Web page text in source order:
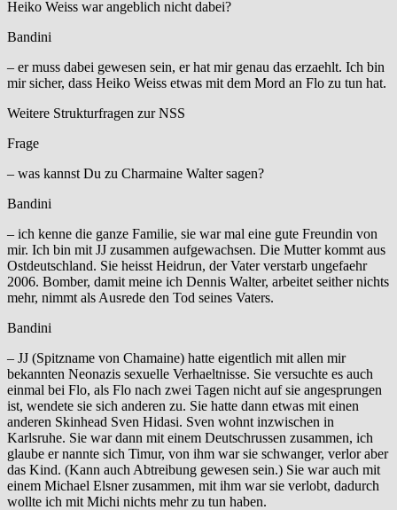
Heiko Weiss war angeblich nicht dabei?
Bandini
– er muss dabei gewesen sein, er hat mir genau das erzaehlt. Ich bin
mir sicher, dass Heiko Weiss etwas mit dem Mord an Flo zu tun hat.
Weitere Strukturfragen zur NSS
Frage
– was kannst Du zu Charmaine Walter sagen?
Bandini
– ich kenne die ganze Familie, sie war mal eine gute Freundin von
mir. Ich bin mit JJ zusammen aufgewachsen. Die Mutter kommt aus
Ostdeutschland. Sie heisst Heidrun, der Vater verstarb ungefaehr
2006. Bomber, damit meine ich Dennis Walter, arbeitet seither nichts
mehr, nimmt als Ausrede den Tod seines Vaters.
Bandini
– JJ (Spitzname von Chamaine) hatte eigentlich mit allen mir
bekannten Neonazis sexuelle Verhaeltnisse. Sie versuchte es auch
einmal bei Flo, als Flo nach zwei Tagen nicht auf sie angesprungen
ist, wendete sie sich anderen zu. Sie hatte dann etwas mit einen
anderen Skinhead Sven Hidasi. Sven wohnt inzwischen in
Karlsruhe. Sie war dann mit einem Deutschrussen zusammen, ich
glaube er nannte sich Timur, von ihm war sie schwanger, verlor aber
das Kind. (Kann auch Abtreibung gewesen sein.) Sie war auch mit
einem Michael Elsner zusammen, mit ihm war sie verlobt, dadurch
wollte ich mit Michi nichts mehr zu tun haben.